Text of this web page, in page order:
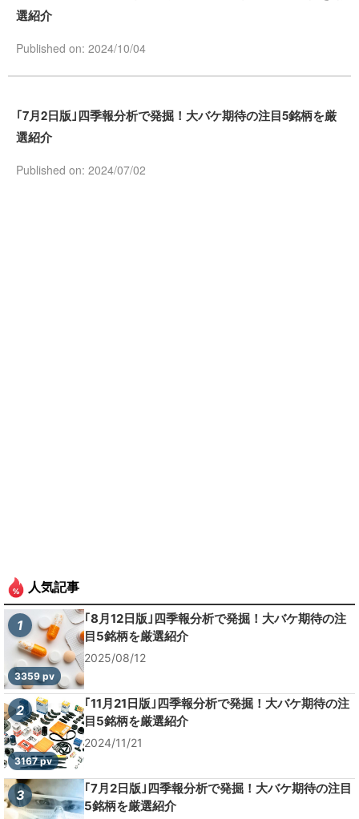
選紹介
Published on: 2024/10/04
｢7月2日版｣四季報分析で発掘！大バケ期待の注目5銘柄を厳
選紹介
Published on: 2024/07/02
人気記事
1
3359 pv
｢8月12日版｣四季報分析で発掘！大バケ期待の注
目5銘柄を厳選紹介
2025/08/12
2
3167 pv
｢11月21日版｣四季報分析で発掘！大バケ期待の注
目5銘柄を厳選紹介
2024/11/21
3
｢7月2日版｣四季報分析で発掘！大バケ期待の注目
5銘柄を厳選紹介